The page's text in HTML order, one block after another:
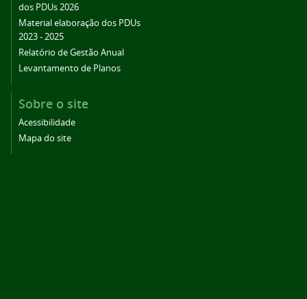
dos PDUs 2026
Material elaboração dos PDUs
2023 - 2025
Relatório de Gestão Anual
Levantamento de Planos
Sobre o site
Acessibilidade
Mapa do site